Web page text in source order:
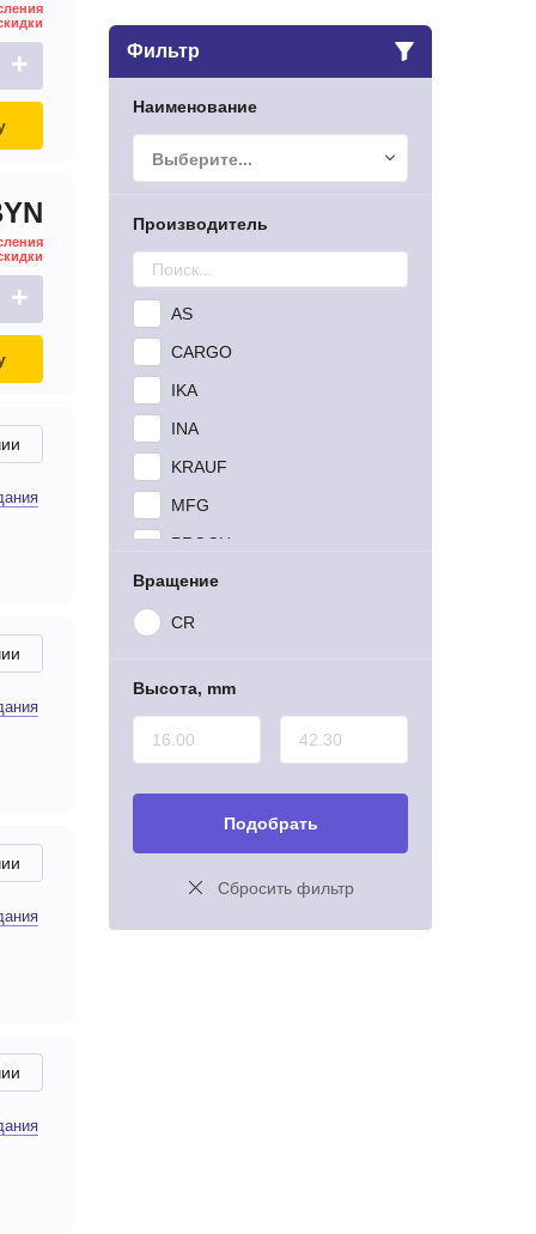
+
+
Фильтр
Наименование
Выберите...
Производитель
AS
CARGO
IKA
INA
KRAUF
MFG
PROCH
UTM
VALEO
ZEN
Вращение
CR
Высота, mm
Подобрать
Сбросить фильтр